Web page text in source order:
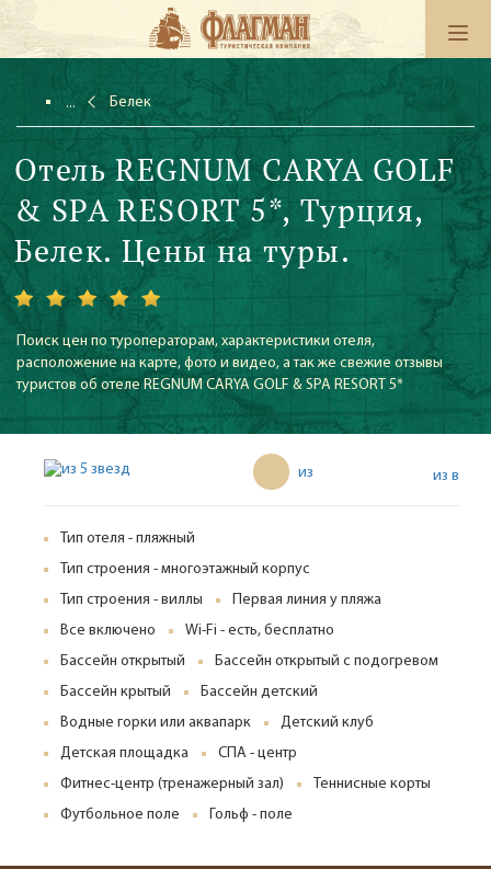
Белек
Отель REGNUM CARYA GOLF
& SPA RESORT 5*, Турция,
Белек. Цены на туры.
Поиск цен по туроператорам, характеристики отеля,
расположение на карте, фото и видео, а так же свежие отзывы
туристов об отеле REGNUM CARYA GOLF & SPA RESORT 5*
из из в
Тип отеля - пляжный
Тип строения - многоэтажный корпус
Тип строения - виллы
Первая линия у пляжа
Все включено
Wi-Fi - есть, бесплатно
Бассейн открытый
Бассейн открытый с подогревом
Бассейн крытый
Бассейн детский
Водные горки или аквапарк
Детский клуб
Детская площадка
СПА - центр
Фитнес-центр (тренажерный зал)
Теннисные корты
Футбольное поле
Гольф - поле